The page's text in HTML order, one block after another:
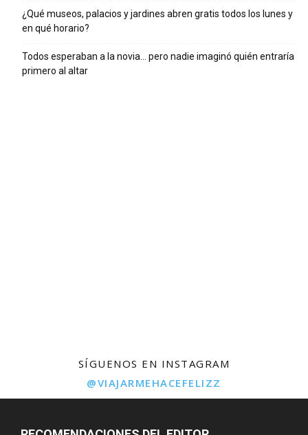
¿Qué museos, palacios y jardines abren gratis todos los lunes y
en qué horario?
Todos esperaban a la novia… pero nadie imaginó quién entraría
primero al altar
SÍGUENOS EN INSTAGRAM
@VIAJARMEHACEFELIZZ